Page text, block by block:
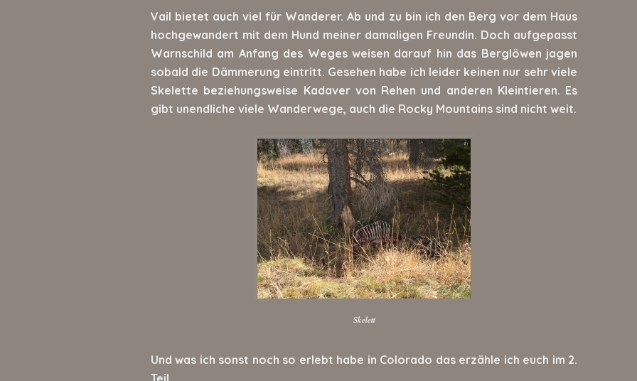
Vail bietet auch viel für Wanderer. Ab und zu bin ich den Berg vor dem Haus
hochgewandert mit dem Hund meiner damaligen Freundin. Doch aufgepasst
Warnschild am Anfang des Weges weisen darauf hin das Berglöwen jagen
sobald die Dämmerung eintritt. Gesehen habe ich leider keinen nur sehr viele
Skelette beziehungsweise Kadaver von Rehen und anderen Kleintieren. Es
gibt unendliche viele Wanderwege, auch die Rocky Mountains sind nicht weit.
Skelett
Und was ich sonst noch so erlebt habe in Colorado das erzähle ich euch im 2.
Teil.